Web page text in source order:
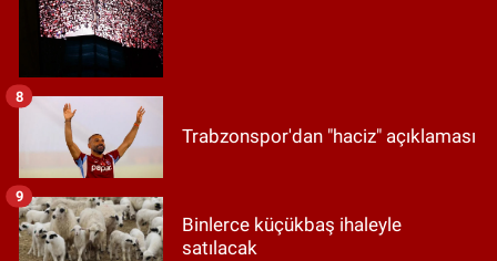
Trabzonspor'dan "haciz" açıklaması
8
Binlerce küçükbaş ihaleyle
satılacak
9